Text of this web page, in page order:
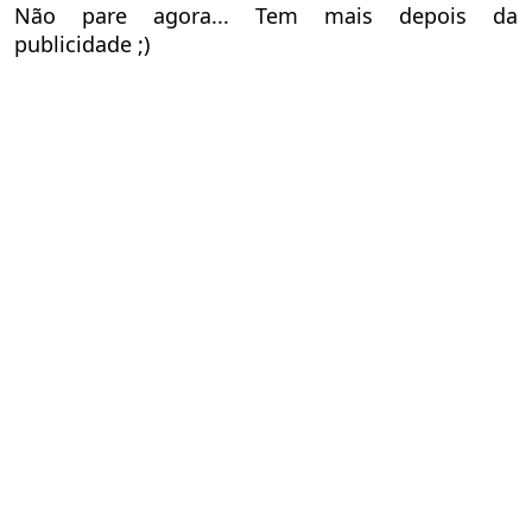
Não pare agora... Tem mais depois da
publicidade ;)